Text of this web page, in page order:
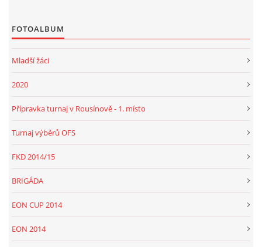
FOTOALBUM
Mladší žáci
2020
Přípravka turnaj v Rousínově - 1. místo
Turnaj výběrů OFS
FKD 2014/15
BRIGÁDA
EON CUP 2014
EON 2014